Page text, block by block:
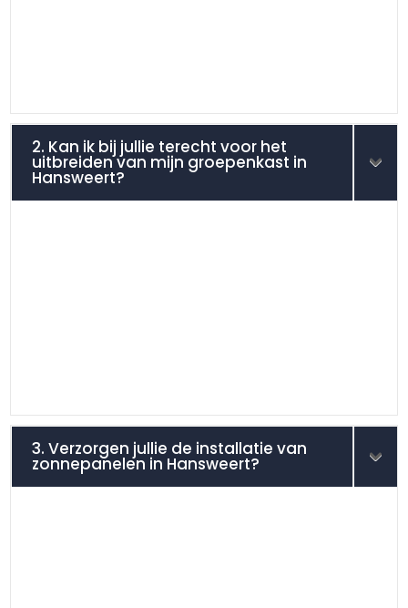
2. Kan ik bij jullie terecht voor het
uitbreiden van mijn groepenkast in
Hansweert?
3. Verzorgen jullie de installatie van
zonnepanelen in Hansweert?